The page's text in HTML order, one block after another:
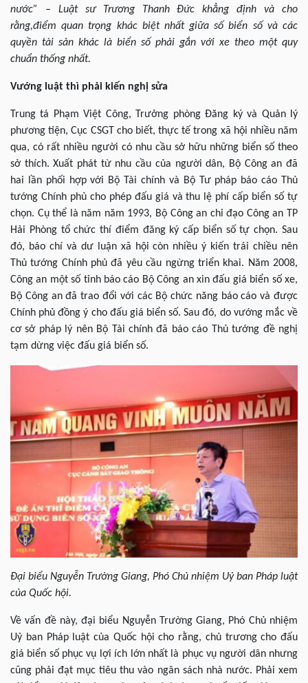
nước” – Luật sư Trương Thanh Đức khẳng định và cho
rằng,điểm quan trọng khác biệt nhất giữa số biển số và các
quyền tài sản khác là biển số phải gắn với xe theo một quy
chuẩn thống nhất.
Vướng luật thì phải kiến nghị sửa
Trung tá Phạm Việt Công, Trưởng phòng Đăng ký và Quản lý
phương tiện, Cục CSGT cho biết, thực tế trong xã hội nhiều năm
qua, có rất nhiều người có nhu cầu sở hữu những biển số theo
sở thích. Xuất phát từ nhu cầu của người dân, Bộ Công an đã
hai lần phối hợp với Bộ Tài chính và Bộ Tư pháp báo cáo Thủ
tướng Chính phủ cho phép đấu giá và thu lệ phí cấp biển số tự
chọn. Cụ thể là năm năm 1993, Bộ Công an chỉ đạo Công an TP
Hải Phòng tổ chức thí điểm đăng ký cấp biển số tự chọn. Sau
đó, báo chí và dư luận xã hội còn nhiều ý kiến trái chiều nên
Thủ tướng Chính phủ đã yêu cầu ngừng triển khai. Năm 2008,
Công an một số tỉnh báo cáo Bộ Công an xin đấu giá biển số xe,
Bộ Công an đã trao đổi với các Bộ chức năng báo cáo và được
Chính phủ đồng ý cho đấu giá biển số. Sau đó, do vướng mắc về
cơ sở pháp lý nên Bộ Tài chính đã báo cáo Thủ tướng đề nghị
tạm dừng việc đấu giá biển số.
Đại biểu Nguyễn Trường Giang, Phó Chủ nhiệm Uỷ ban Pháp luật
của Quốc hội.
Về vấn đề này, đại biểu Nguyễn Trường Giang, Phó Chủ nhiệm
Uỷ ban Pháp luật của Quốc hội cho rằng, chủ trương cho đấu
giá biển số phục vụ lợi ích lớn nhất là phục vụ người dân nhưng
cũng phải đạt mục tiêu thu vào ngân sách nhà nước. Phải xem